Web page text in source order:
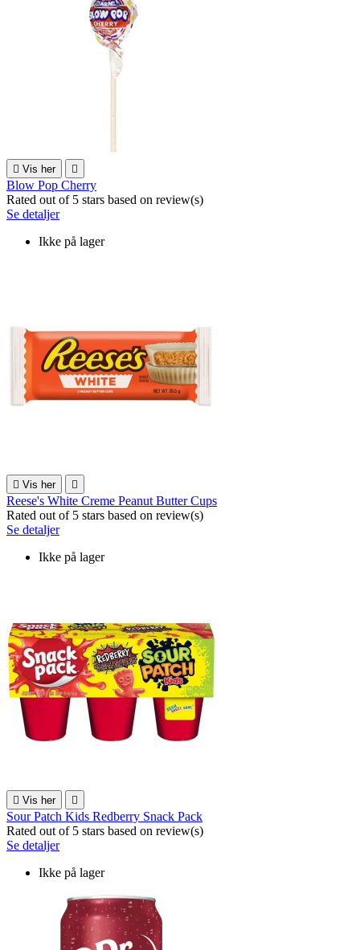
 Vis her 
Blow Pop Cherry
Rated out of 5 stars based on review(s)
Se detaljer
Ikke på lager
 Vis her 
Reese's White Creme Peanut Butter Cups
Rated out of 5 stars based on review(s)
Se detaljer
Ikke på lager
 Vis her 
Sour Patch Kids Redberry Snack Pack
Rated out of 5 stars based on review(s)
Se detaljer
Ikke på lager